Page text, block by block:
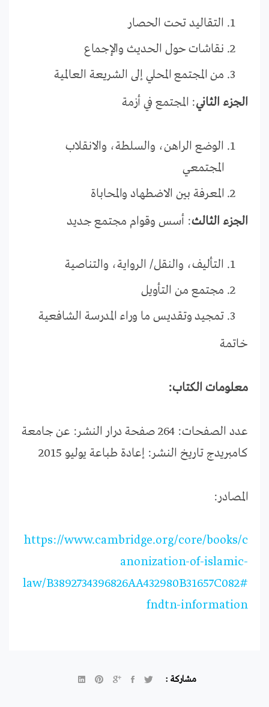
التقاليد تحت الحصار
نقاشات حول الحديث والإجماع
من المجتمع المحلي إلى الشريعة العالمية
الجزء الثاني: المجتمع في أزمة
الوضع الراهن، والسلطة، والانقلاب
المجتمعي
المعرفة بين الاضطهاد والمحاباة
الجزء الثالث: أسس وقوام مجتمع جديد
التأليف، والنقل/ الرواية، والتناصية
مجتمع من التأويل
تمجيد وتقديس ما وراء المدرسة الشافعية
خاتمة
معلومات الكتاب:
عدد الصفحات: 264 صفحة
درار النشر: عن جامعة
كامبريدجتاريخ النشر: إعادة طباعة يوليو 2015
المصادر:
https://www.cambridge.org/core/books/c
anonization-of-islamic-
law/B3892734396826AA432980B31657C082#
fndtn-information
مشاركة :